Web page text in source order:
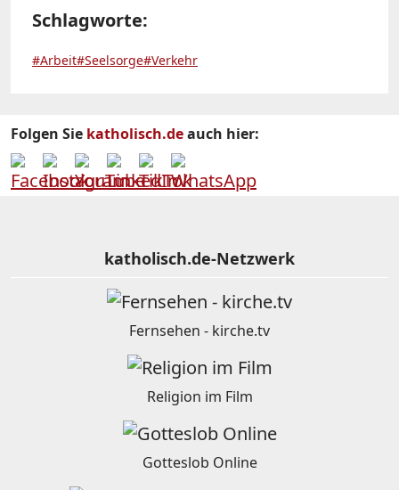
Schlagworte:
#Arbeit#Seelsorge#Verkehr
Folgen Sie katholisch.deauch hier:
katholisch.de-Netzwerk
Fernsehen - kirche.tv
Religion im Film
Gotteslob Online